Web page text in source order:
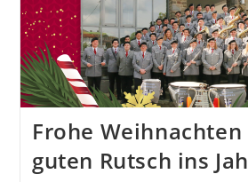
Frohe
guten Rutsch ins